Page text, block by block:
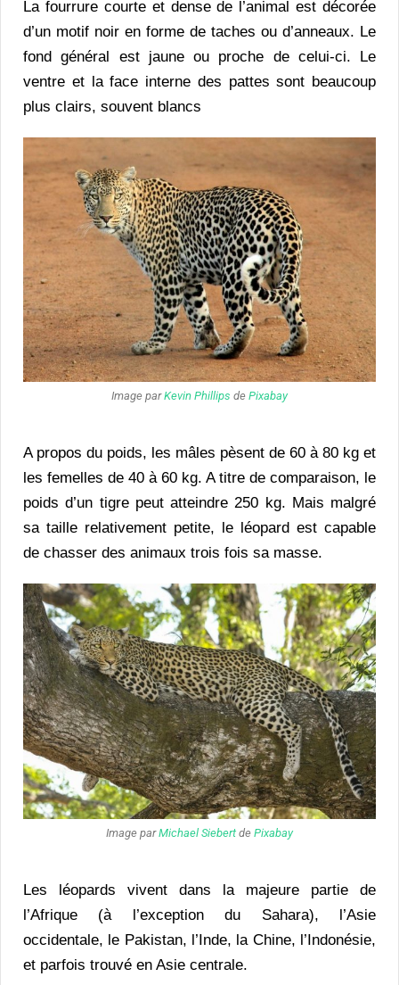
La fourrure courte et dense de l’animal est décorée
d’un motif noir en forme de taches ou d’anneaux. Le
fond général est jaune ou proche de celui-ci. Le
ventre et la face interne des pattes sont beaucoup
plus clairs, souvent blancs
Image parKevin Phillips de Pixabay
A propos du poids, les mâles pèsent de 60 à 80 kg et
les femelles de 40 à 60 kg. A titre de comparaison, le
poids d’un tigre peut atteindre 250 kg. Mais malgré
sa taille relativement petite, le léopard est capable
de chasser des animaux trois fois sa masse.
Image parMichael Siebert de Pixabay
Les léopards vivent dans la majeure partie de
l’Afrique (à l’exception du Sahara), l’Asie
occidentale, le Pakistan, l’Inde, la Chine, l’Indonésie,
et parfois trouvé en Asie centrale.